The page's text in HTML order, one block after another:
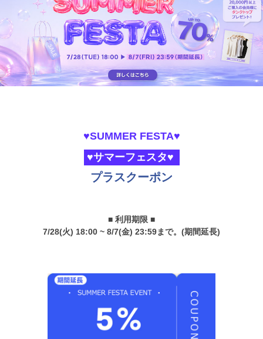
♥SUMMER FESTA♥
♥サマーフェスタ♥
プラスクーポン
■ 利用期限 ■
7/28(火) 18:00 ~ 8/7(金) 23:59まで。(期間延長)